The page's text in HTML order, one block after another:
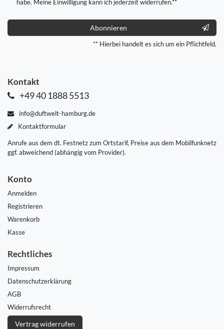
habe. Meine Einwilligung kann ich jederzeit widerrufen.**
Abonnieren
** Hierbei handelt es sich um ein Pflichtfeld.
Kontakt
+49 40 1888 5513
info@duftwelt-hamburg.de
Kontaktformular
Anrufe aus dem dt. Festnetz zum Ortstarif, Preise aus dem Mobilfunknetz
ggf. abweichend (abhängig vom Provider).
Konto
Anmelden
Registrieren
Warenkorb
Kasse
Rechtliches
Impressum
Daten­schutz­erklärung
AGB
Widerrufs­recht
Vertrag widerrufen